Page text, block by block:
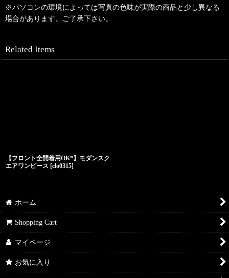
※パソコンの環境によっては写真の色味が実際の商品と少し異なる
場合があります。ご了承下さい。
Related Items
【フロント全開着用OK*】モダンスク
エアワンピース [clo0315]
ホーム
Shopping Cart
マイページ
お気に入り